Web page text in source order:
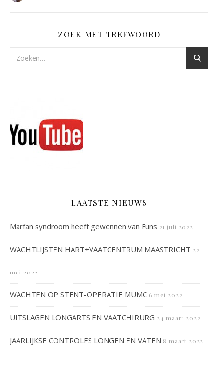
ZOEK MET TREFWOORD
LAATSTE NIEUWS
Marfan syndroom heeft gewonnen van Funs 21 juli 2022
WACHTLIJSTEN HART+VAATCENTRUM MAASTRICHT 22
mei 2022
WACHTEN OP STENT-OPERATIE MUMC 6 mei 2022
UITSLAGEN LONGARTS EN VAATCHIRURG 24 maart 2022
JAARLIJKSE CONTROLES LONGEN EN VATEN 8 maart 2022